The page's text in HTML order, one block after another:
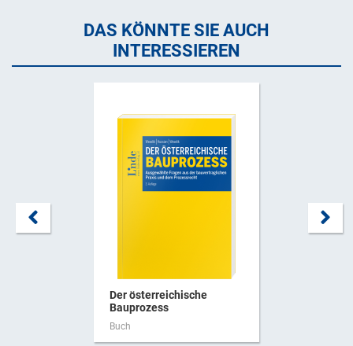
DAS KÖNNTE SIE AUCH
INTERESSIEREN
Der österreichische
Bauprozess
Buch